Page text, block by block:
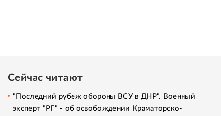
Сейчас читают
"Последний рубеж обороны ВСУ в ДНР". Военный
эксперт "РГ" - об освобождении Краматорско-